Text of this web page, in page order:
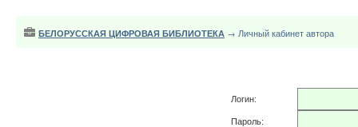
БЕЛОРУССКАЯ ЦИФРОВАЯ БИБЛИОТЕКА → Личный кабинет автора
Логин:
Пароль: